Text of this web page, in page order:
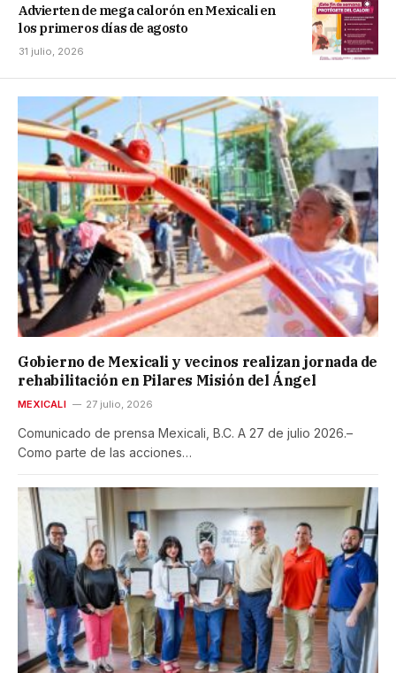
Advierten de mega calorón en Mexicali en
los primeros días de agosto
31 julio, 2026
Gobierno de Mexicali y vecinos realizan jornada de
rehabilitación en Pilares Misión del Ángel
MEXICALI 27 julio, 2026
Comunicado de prensa Mexicali, B.C. A 27 de julio 2026.–
Como parte de las acciones…